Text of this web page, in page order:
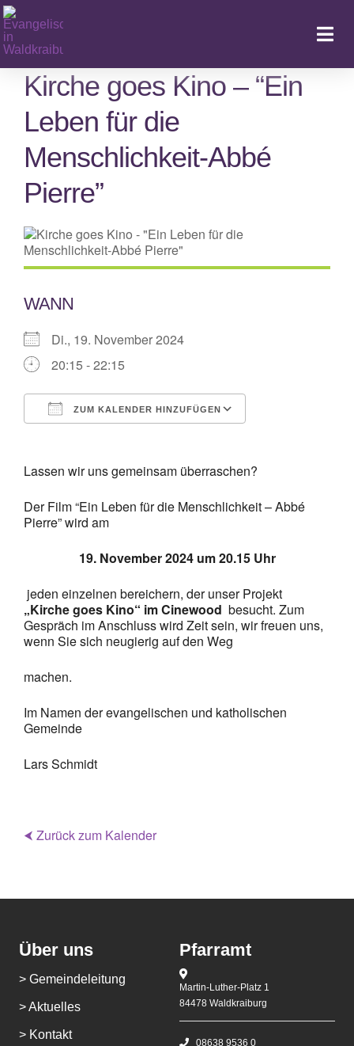
Zum
Inhalt
springen
Kirche goes Kino – “Ein
Leben für die
Menschlichkeit-Abbé
Pierre”
WANN
Di., 19. November 2024
20:15 - 22:15
ZUM KALENDER HINZUFÜGEN
Lassen wir uns gemeinsam überraschen?
Der Film “Ein Leben für die Menschlichkeit – Abbé
Pierre” wird am
19. November 2024 um 20.15 Uhr
jeden einzelnen bereichern, der unser Projekt
„Kirche goes Kino“ im Cinewood besucht. Zum
Gespräch im Anschluss wird Zeit sein, wir freuen uns,
wenn Sie sich neugierig auf den Weg
machen.
Im Namen der evangelischen und katholischen
Gemeinde
Lars Schmidt
⮜ Zurück zum Kalender
Über uns
> Gemeindeleitung
> Aktuelles
> Kontakt
Pfarramt
Martin-Luther-Platz 1
84478 Waldkraiburg
08638 9536 0